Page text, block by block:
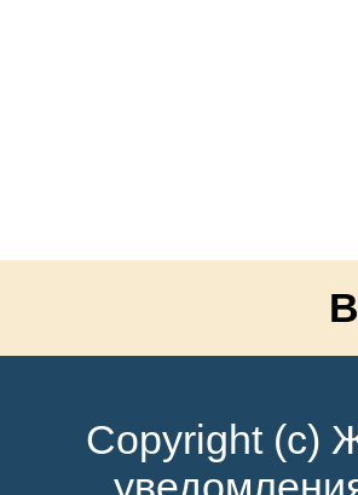
Copyright (c)